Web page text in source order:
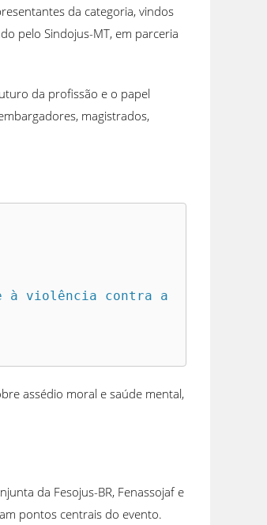
da categoria, vindos
pelo Sindojus-MT, em parceria
da profissão e o papel
magistrados,
à violência contra a
assédio moral e saúde mental,
da Fesojus-BR, Fenassojaf e
pontos centrais do evento.